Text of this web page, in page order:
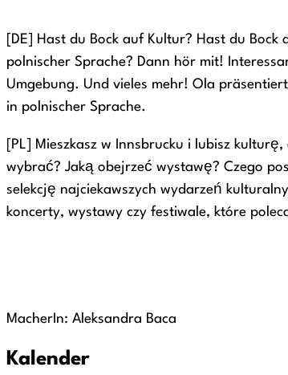
[DE] Hast du Bock auf Kultur? Hast du
polnischer Sprache? Dann hör mit!
Umgebung. Und vieles mehr! Ola
in polnischer Sprache.
[PL] Mieszkasz w Innsbrucku i lubisz
wybrać? Jaką obejrzeć wystawę? Czego
selekcję najciekawszych wydarzeń
koncerty, wystawy czy festiwale, które
MacherIn: Aleksandra Baca
Kalender